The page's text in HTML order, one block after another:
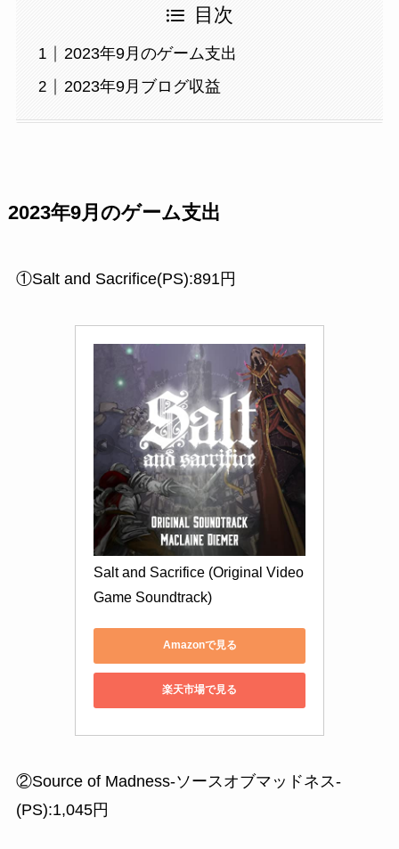
目次
2023年9月のゲーム支出
2023年9月ブログ収益
2023年9月のゲーム支出
①Salt and Sacrifice(PS):891円
Salt and Sacrifice (Original Video
Game Soundtrack)
Amazonで見る
楽天市場で見る
②Source of Madness-ソースオブマッドネス-
(PS):1,045円